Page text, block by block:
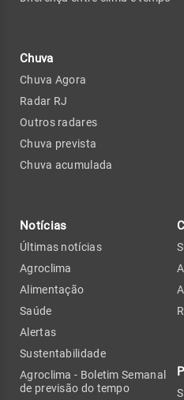
Chuva
Chuva Agora
Radar RJ
Outros radares
Chuva prevista
Chuva acumulada
Notícias
Últimas notícias
Agroclima
Alimentação
Saúde
Alertas
Sustentabilidade
Agroclima - Boletim Semanal
de previsão do tempo